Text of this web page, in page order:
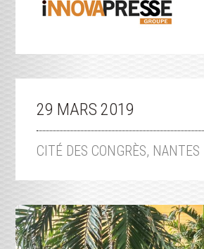
29 MARS 2019
CITÉ DES CONGRÈS, NANTES